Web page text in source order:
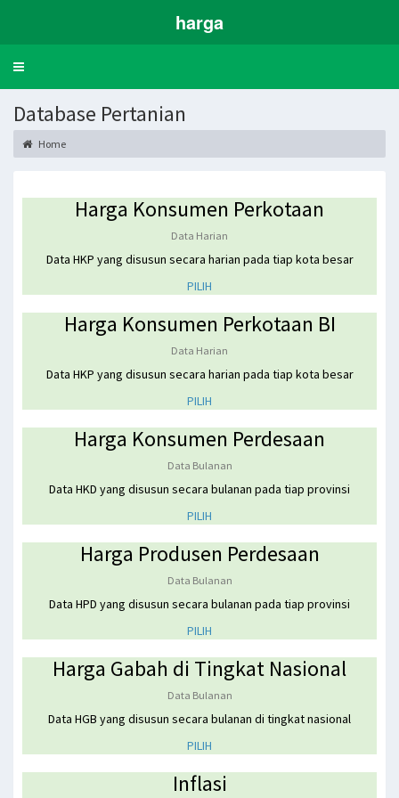
harga
Toggle
Database Pertanian
Home
Harga Konsumen Perkotaan
Data Harian
Data HKP yang disusun secara harian pada tiap kota besar
PILIH
Harga Konsumen Perkotaan BI
Data Harian
Data HKP yang disusun secara harian pada tiap kota besar
PILIH
Harga Konsumen Perdesaan
Data Bulanan
Data HKD yang disusun secara bulanan pada tiap provinsi
PILIH
Harga Produsen Perdesaan
Data Bulanan
Data HPD yang disusun secara bulanan pada tiap provinsi
PILIH
Harga Gabah di Tingkat Nasional
Data Bulanan
Data HGB yang disusun secara bulanan di tingkat nasional
PILIH
Inflasi